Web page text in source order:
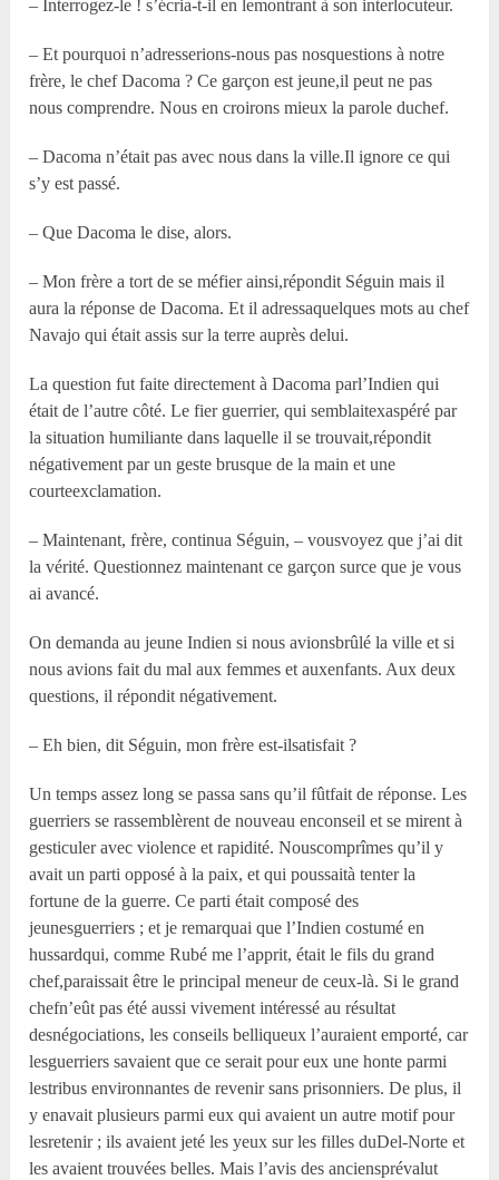
– Interrogez-le ! s’écria-t-il en lemontrant à son interlocuteur.
– Et pourquoi n’adresserions-nous pas nosquestions à notre
frère, le chef Dacoma ? Ce garçon est jeune,il peut ne pas
nous comprendre. Nous en croirons mieux la parole duchef.
– Dacoma n’était pas avec nous dans la ville.Il ignore ce qui
s’y est passé.
– Que Dacoma le dise, alors.
– Mon frère a tort de se méfier ainsi,répondit Séguin mais il
aura la réponse de Dacoma. Et il adressaquelques mots au chef
Navajo qui était assis sur la terre auprès delui.
La question fut faite directement à Dacoma parl’Indien qui
était de l’autre côté. Le fier guerrier, qui semblaitexaspéré par
la situation humiliante dans laquelle il se trouvait,répondit
négativement par un geste brusque de la main et une
courteexclamation.
– Maintenant, frère, continua Séguin, – vousvoyez que j’ai dit
la vérité. Questionnez maintenant ce garçon surce que je vous
ai avancé.
On demanda au jeune Indien si nous avionsbrûlé la ville et si
nous avions fait du mal aux femmes et auxenfants. Aux deux
questions, il répondit négativement.
– Eh bien, dit Séguin, mon frère est-ilsatisfait ?
Un temps assez long se passa sans qu’il fûtfait de réponse. Les
guerriers se rassemblèrent de nouveau enconseil et se mirent à
gesticuler avec violence et rapidité. Nouscomprîmes qu’il y
avait un parti opposé à la paix, et qui poussaità tenter la
fortune de la guerre. Ce parti était composé des
jeunesguerriers ; et je remarquai que l’Indien costumé en
hussardqui, comme Rubé me l’apprit, était le fils du grand
chef,paraissait être le principal meneur de ceux-là. Si le grand
chefn’eût pas été aussi vivement intéressé au résultat
desnégociations, les conseils belliqueux l’auraient emporté, car
lesguerriers savaient que ce serait pour eux une honte parmi
lestribus environnantes de revenir sans prisonniers. De plus, il
y enavait plusieurs parmi eux qui avaient un autre motif pour
lesretenir ; ils avaient jeté les yeux sur les filles duDel-Norte et
les avaient trouvées belles. Mais l’avis des anciensprévalut